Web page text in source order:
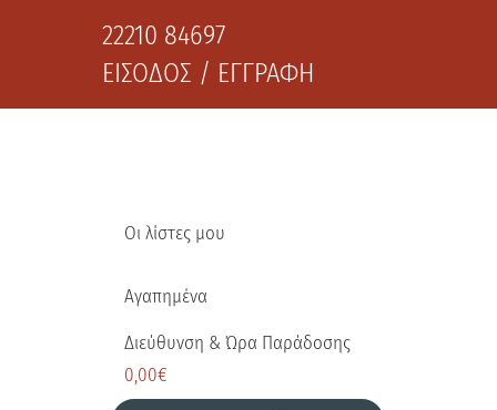
22210 84697
ΕΙΣΟΔΟΣ / ΕΓΓΡΑΦΗ
Οι λίστες μου
Αγαπημένα
Διεύθυνση & Ώρα Παράδοσης
0,00€